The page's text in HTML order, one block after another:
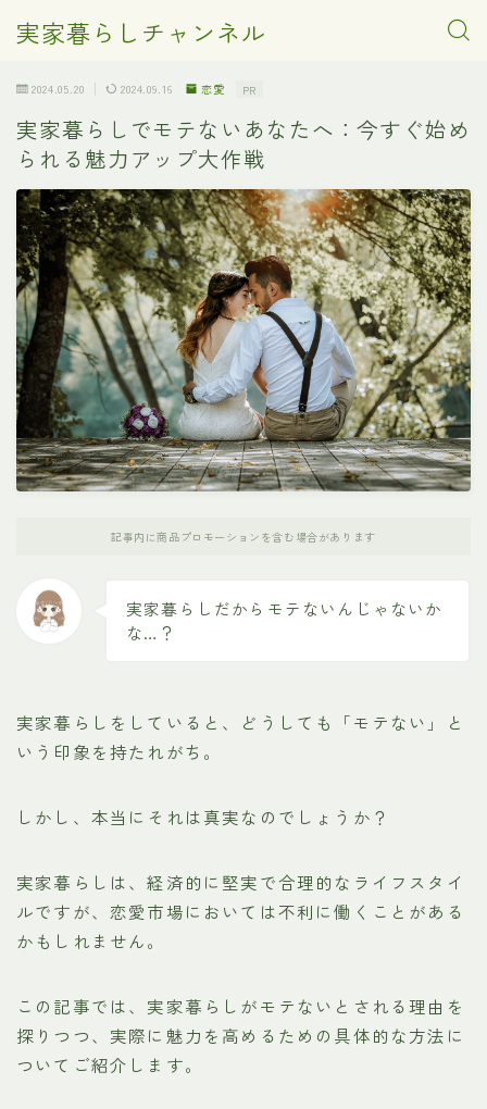
実家暮らしチャンネル
2024.05.20 2024.09.16 恋愛 PR
実家暮らしでモテないあなたへ：今すぐ始め
られる魅力アップ大作戦
記事内に商品プロモーションを含む場合があります
実家暮らしだからモテないんじゃないか
な…？
実家暮らしをしていると、どうしても「モテない」と
いう印象を持たれがち。
しかし、本当にそれは真実なのでしょうか？
実家暮らしは、経済的に堅実で合理的なライフスタイ
ルですが、恋愛市場においては不利に働くことがある
かもしれません。
この記事では、実家暮らしがモテないとされる理由を
探りつつ、実際に魅力を高めるための具体的な方法に
ついてご紹介します。